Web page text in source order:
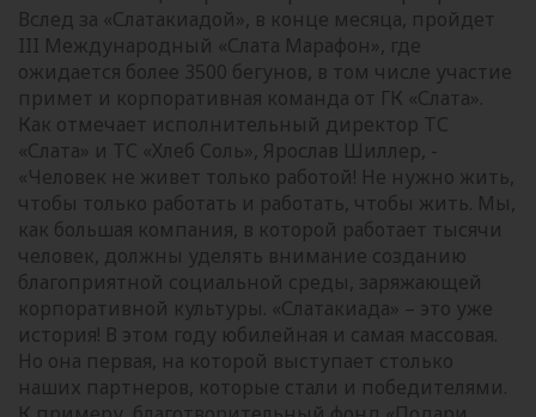
Вслед за «Слатакиадой», в конце месяца, пройдет
III Международный «Слата Марафон», где
ожидается более 3500 бегунов, в том числе участие
примет и корпоративная команда от ГК «Слата».
Как отмечает исполнительный директор ТС
«Слата» и ТС «Хлеб Соль», Ярослав Шиллер, -
«Человек не живет только работой! Не нужно жить,
чтобы только работать и работать, чтобы жить. Мы,
как большая компания, в которой работает тысячи
человек, должны уделять внимание созданию
благоприятной социальной среды, заряжающей
корпоративной культуры. «Слатакиада» – это уже
история! В этом году юбилейная и самая массовая.
Но она первая, на которой выступает столько
наших партнеров, которые стали и победителями.